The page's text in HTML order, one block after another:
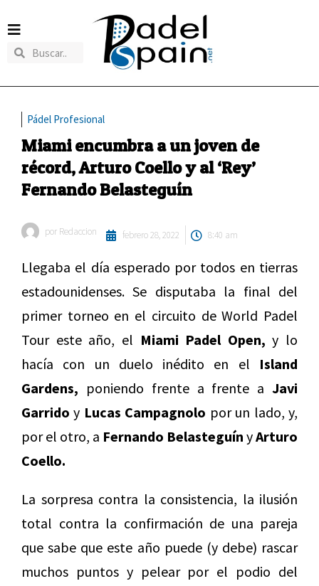
Pádel Profesional
Miami encumbra a un joven de
récord, Arturo Coello y al ‘Rey’
Fernando Belasteguín
por Redaccion febrero 28, 2022 8:40 am
Llegaba el día esperado por todos en tierras
estadounidenses. Se disputaba la final del
primer torneo en el circuito de World Padel
Tour este año, el Miami Padel Open, y lo
hacía con un duelo inédito en el Island
Gardens, poniendo frente a frente a Javi
Garrido y Lucas Campagnolo por un lado, y,
por el otro, a Fernando Belasteguín yArturo
Coello.
La sorpresa contra la consistencia, la ilusión
total contra la confirmación de una pareja
que sabe que este año puede (y debe) rascar
muchos puntos y pelear por el podio del